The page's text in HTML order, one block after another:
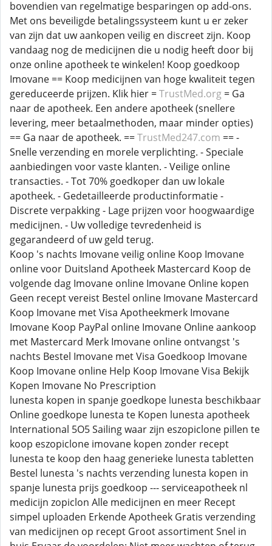
bovendien van regelmatige besparingen op add-ons.
Met ons beveiligde betalingssysteem kunt u er zeker
van zijn dat uw aankopen veilig en discreet zijn. Koop
vandaag nog de medicijnen die u nodig heeft door bij
onze online apotheek te winkelen! Koop goedkoop
Imovane == Koop medicijnen van hoge kwaliteit tegen
gereduceerde prijzen. Klik hier =TrustMed.org = Ga
naar de apotheek. Een andere apotheek (snellere
levering, meer betaalmethoden, maar minder opties)
== Ga naar de apotheek. ==TrustMed247.com == -
Snelle verzending en morele verplichting. - Speciale
aanbiedingen voor vaste klanten. - Veilige online
transacties. - Tot 70% goedkoper dan uw lokale
apotheek. - Gedetailleerde productinformatie -
Discrete verpakking - Lage prijzen voor hoogwaardige
medicijnen. - Uw volledige tevredenheid is
gegarandeerd of uw geld terug.
Koop 's nachts Imovane veilig online Koop Imovane
online voor Duitsland Apotheek Mastercard Koop de
volgende dag Imovane online Imovane Online kopen
Geen recept vereist Bestel online Imovane Mastercard
Koop Imovane met Visa Apotheekmerk Imovane
Imovane Koop PayPal online Imovane Online aankoop
met Mastercard Merk Imovane online ontvangst 's
nachts Bestel Imovane met Visa Goedkoop Imovane
Koop Imovane online Help Koop Imovane Visa Bekijk
Kopen Imovane No Prescription
lunesta kopen in spanje goedkope lunesta beschikbaar
Online goedkope lunesta te Kopen lunesta apotheek
International 5O5 Sailing waar zijn eszopiclone pillen te
koop eszopiclone imovane kopen zonder recept
lunesta te koop den haag generieke lunesta tabletten
Bestel lunesta 's nachts verzending lunesta kopen in
spanje lunesta prijs goedkoop --- serviceapotheek nl
medicijn zopiclon Alle medicijnen en meer Recept
simpel uploaden Erkende Apotheek Gratis verzending
van medicijnen op recept Groot assortiment Snel in